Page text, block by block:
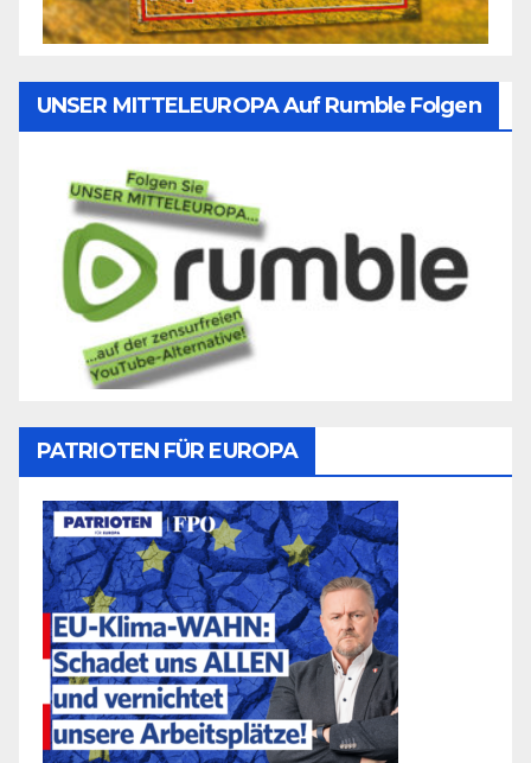
UNSER MITTELEUROPA Auf Rumble Folgen
PATRIOTEN FÜR EUROPA